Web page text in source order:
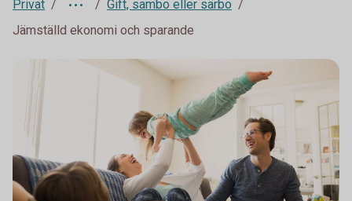
Privat
Gift, sambo eller särbo
Jämställd ekonomi och sparande